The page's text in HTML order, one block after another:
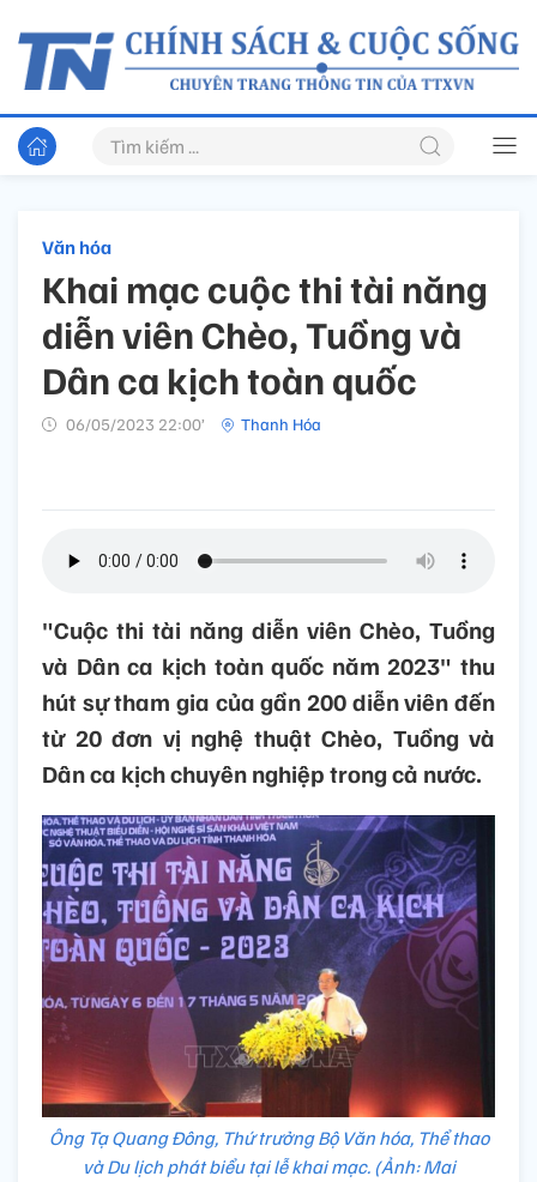
Văn hóa
Khai mạc cuộc thi tài năng
diễn viên Chèo, Tuồng và
Dân ca kịch toàn quốc
06/05/2023 22:00’ Thanh Hóa
"Cuộc thi tài năng diễn viên Chèo, Tuồng
và Dân ca kịch toàn quốc năm 2023" thu
hút sự tham gia của gần 200 diễn viên đến
từ 20 đơn vị nghệ thuật Chèo, Tuồng và
Dân ca kịch chuyên nghiệp trong cả nước.
Ông Tạ Quang Đông, Thứ trưởng Bộ Văn hóa, Thể thao
và Du lịch phát biểu tại lễ khai mạc. (Ảnh: Mai